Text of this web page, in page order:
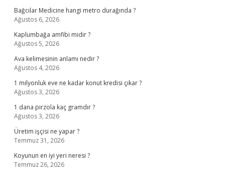
Bağcılar Medicine hangi metro durağında ?
Ağustos 6, 2026
Kaplumbağa amfibi midir ?
Ağustos 5, 2026
Ava kelimesinin anlamı nedir ?
Ağustos 4, 2026
1 milyonluk eve ne kadar konut kredisi çıkar ?
Ağustos 3, 2026
1 dana pirzola kaç gramdır ?
Ağustos 3, 2026
Üretim işçisi ne yapar ?
Temmuz 31, 2026
Koyunun en iyi yeri neresi ?
Temmuz 26, 2026